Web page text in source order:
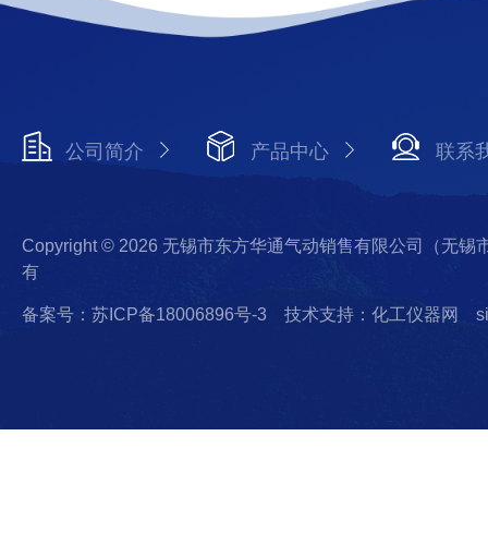
公司简介 产品中心 联系
Copyright © 2026 无锡市东方华通气动销售有限公司（无锡
有
备案号：苏ICP备18006896号-3 技术支持：化工仪器网